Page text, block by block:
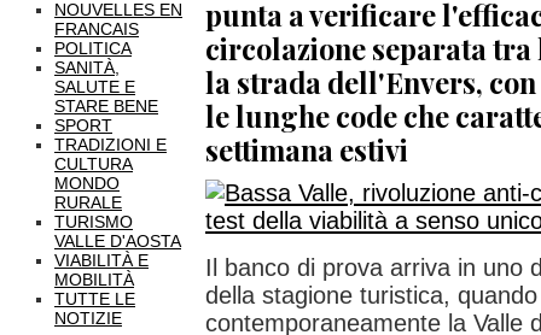
NOUVELLES EN
FRANCAIS
POLITICA
SANITÀ,
SALUTE E
STARE BENE
SPORT
TRADIZIONI E
CULTURA
MONDO
RURALE
TURISMO
VALLE D'AOSTA
VIABILITÀ E
MOBILITÀ
TUTTE LE
NOTIZIE
punta a verificare
circolazione separata tra
la strada dell'Envers,
le lunghe code che
settimana estivi
Il banco di prova arriva in uno
della stagione turistica,
contemporaneamente la Valle